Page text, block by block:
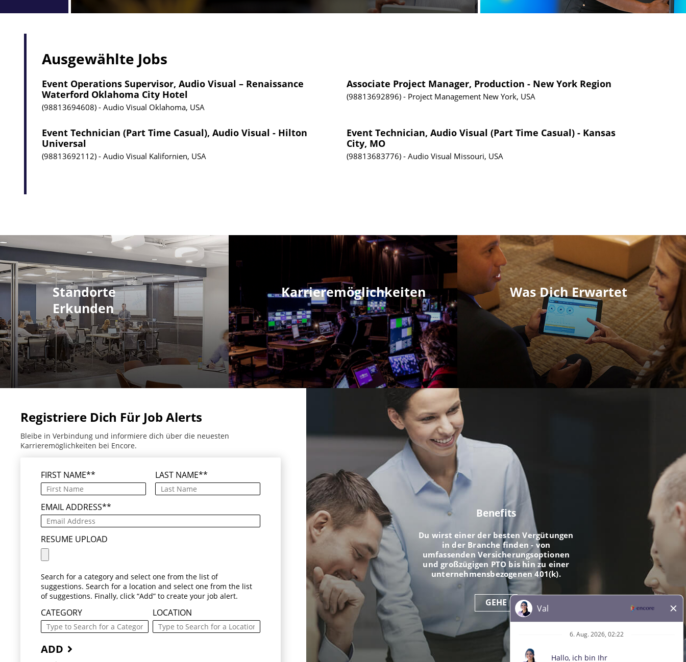
Ausgewählte Jobs
Event Operations Supervisor, Audio Visual – Renaissance
Waterford Oklahoma City Hotel
98813694608 Audio Visual Oklahoma, USA
Associate Project Manager, Production - New York Region
98813692896 Project Management New York, USA
Event Technician (Part Time Casual), Audio Visual - Hilton
Universal
98813692112 Audio Visual Kalifornien, USA
Event Technician, Audio Visual (Part Time Casual) - Kansas
City, MO
98813683776 Audio Visual Missouri, USA
Standorte
Erkunden
Karrieremöglichkeiten Was Dich Erwartet
Registriere Dich Für Job Alerts
Bleibe in Verbindung und informiere dich über die neuesten
Karrieremöglichkeiten bei Encore.
FIRST NAME* LAST NAME*
EMAIL ADDRESS*
RESUME UPLOAD
Search for a category and select one from the list of
suggestions. Search for a location and select one from the list
of suggestions. Finally, click “Add” to create your job alert.
CATEGORY LOCATION
ADD
Benefits
Du wirst einer der besten Vergütungen
in der Branche finden - von
umfassenden Versicherungsoptionen
und großzügigen PTO bis hin zu einer
unternehmensbezogenen 401(k).
GEHE